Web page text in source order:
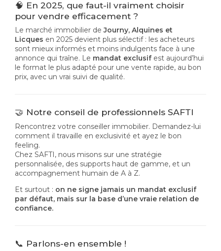
🧠 En 2025, que faut-il vraiment choisir
pour vendre efficacement ?
Le marché immobilier deJourny, Alquines et
Licques en 2025 devient plus sélectif : les acheteurs
sont mieux informés et moins indulgents face à une
annonce qui traîne. Le mandat exclusifest aujourd’hui
le format le plus adapté pour une vente rapide, au bon
prix, avec un vrai suivi de qualité.
🤝 Notre conseil de professionnels SAFTI
Rencontrez votre conseiller immobilier. Demandez-lui
comment il travaille en exclusivité et ayez le bon
feeling.
Chez SAFTI, nous misons sur une stratégie
personnalisée, des supports haut de gamme, et un
accompagnement humain de A à Z.
Et surtout : on ne signe jamais un mandat exclusif
par défaut, mais sur la base d’une vraie relation de
confiance.
📞 Parlons-en ensemble !